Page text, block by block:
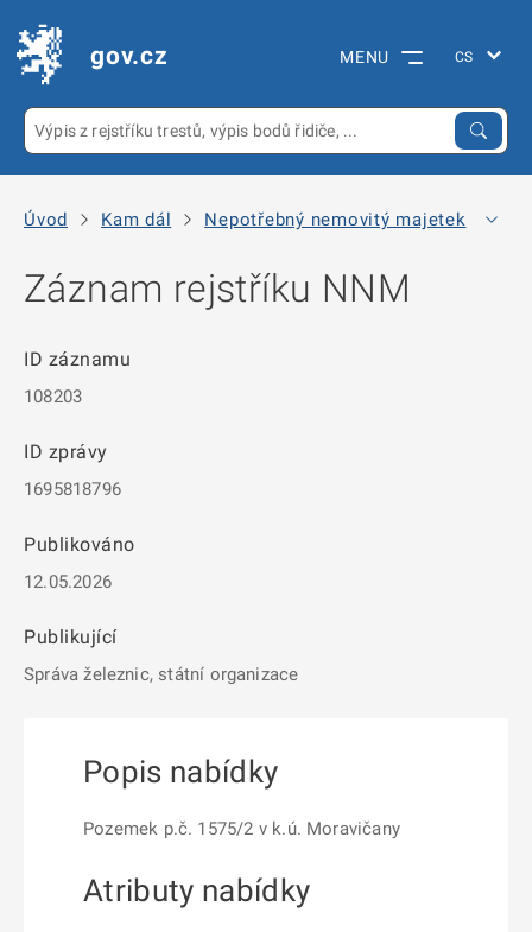
gov.cz MENU
Úvod Kam dál Nepotřebný nemovitý majetek
Záznam rejstříku NNM
ID záznamu
108203
ID zprávy
1695818796
Publikováno
12.05.2026
Publikující
Správa železnic, státní organizace
Popis nabídky
Pozemek p.č. 1575/2 v k.ú. Moravičany
Atributy nabídky